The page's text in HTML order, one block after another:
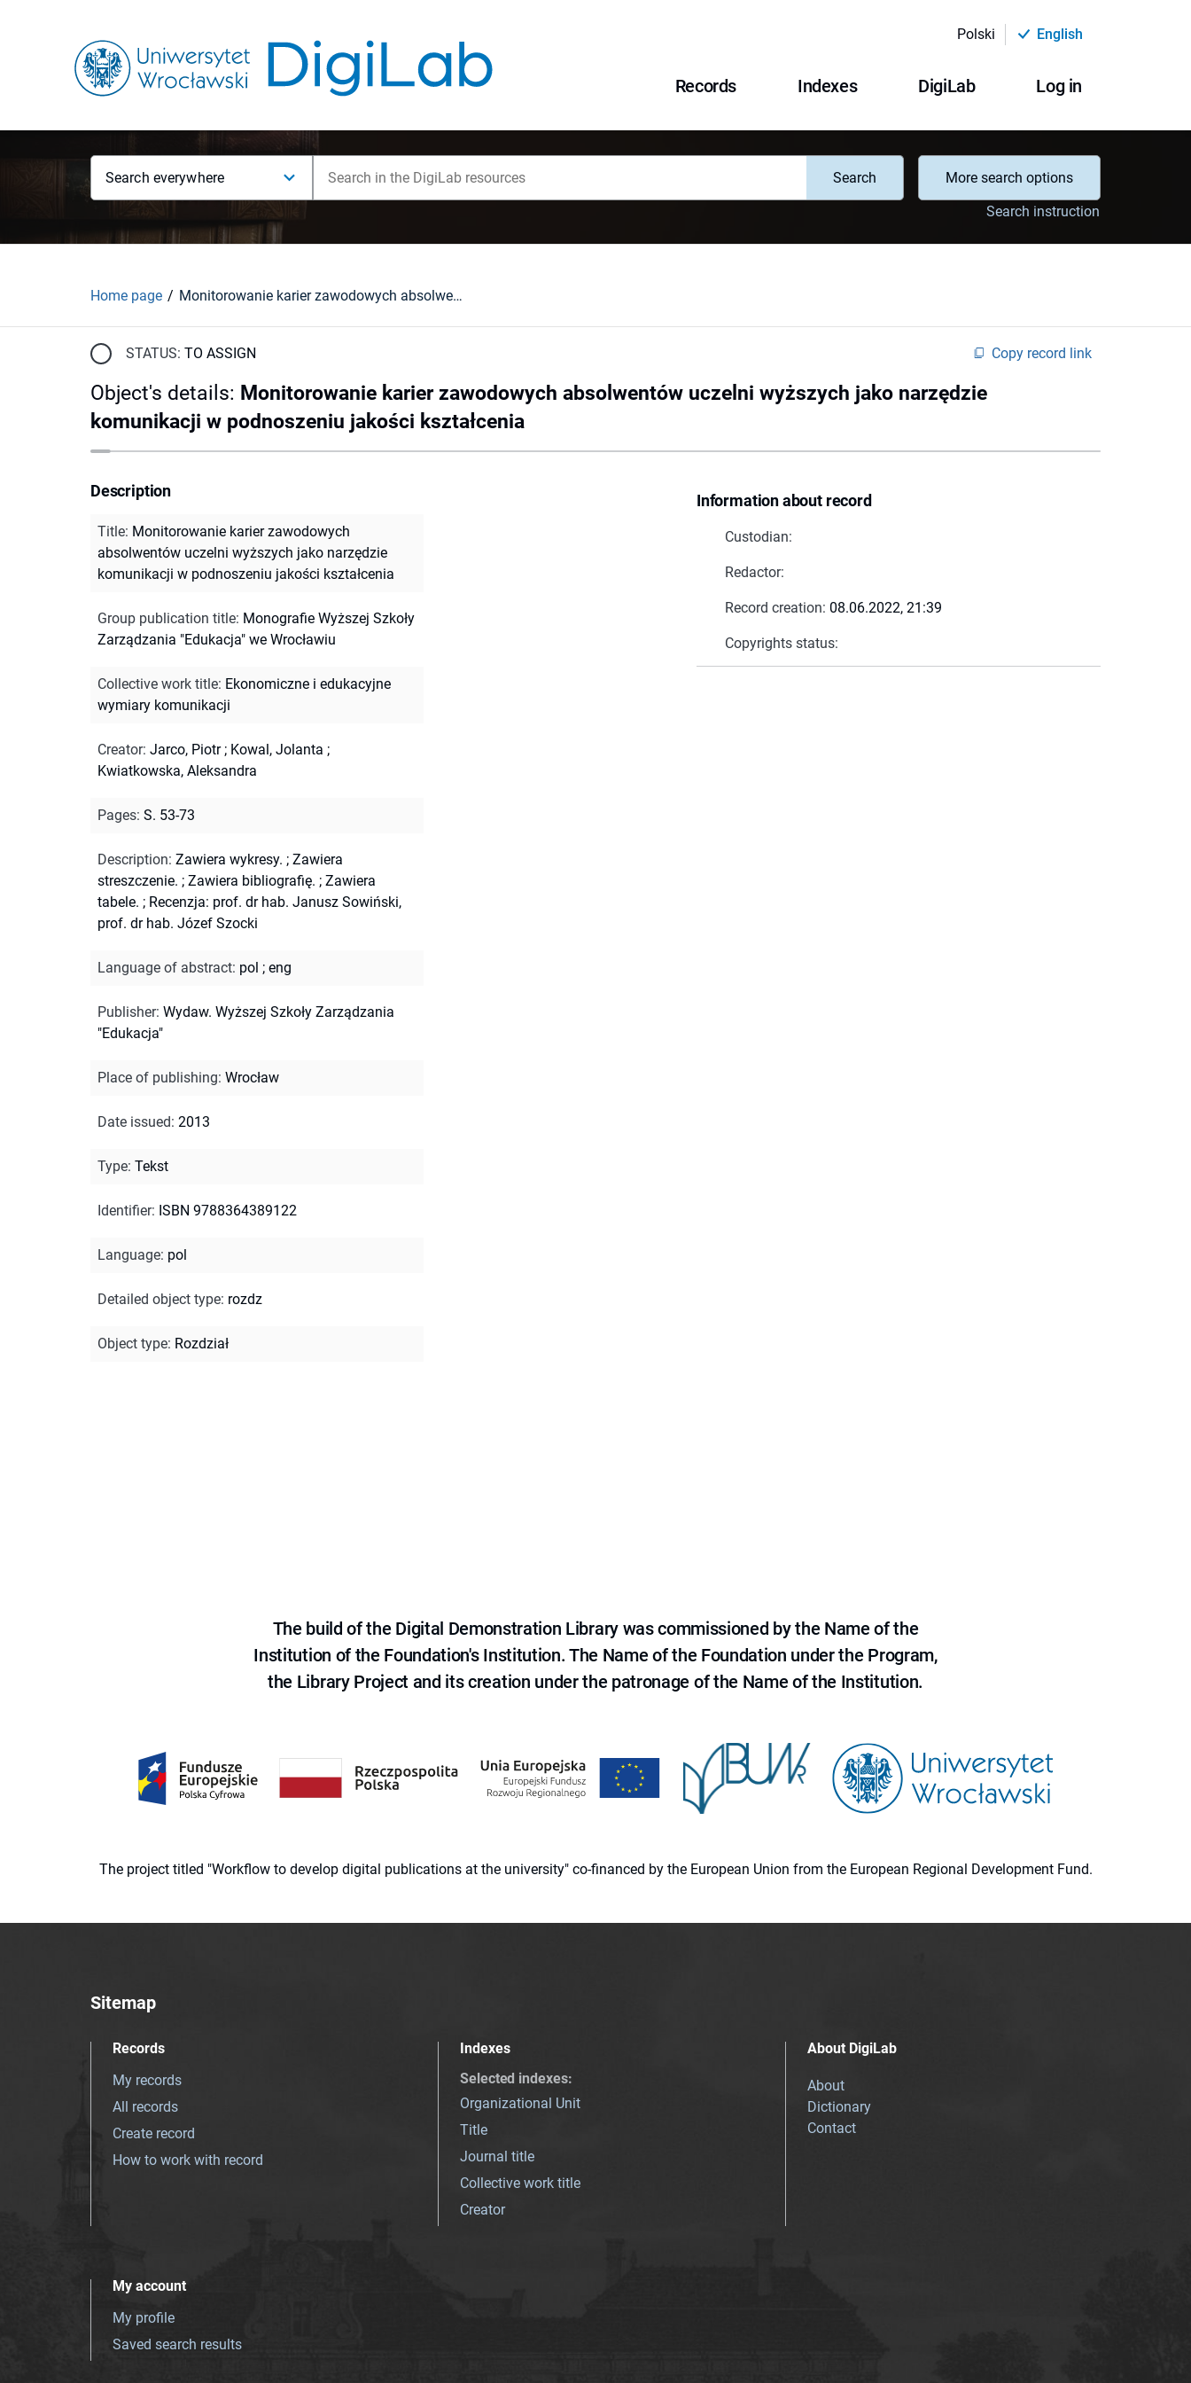
Polski English
Records Indexes DigiLab Log in
Search everywhere Search
More search options
Search instruction
Home page Monitorowanie karier zawodowych absolwentów uczelni wyższych jako narzędzie komunikacji w podnoszeniu jakości kształcenia
STATUS: TO ASSIGN Copy record link
Object's details: Monitorowanie karier zawodowych absolwentów uczelni wyższych jako narzędzie
komunikacji w podnoszeniu jakości kształcenia
Information about record
Custodian:
Redactor:
Record creation: 08.06.2022, 21:39
Copyrights status:
Description
Title: Monitorowanie karier zawodowych
absolwentów uczelni wyższych jako narzędzie
komunikacji w podnoszeniu jakości kształcenia
Group publication title: Monografie Wyższej Szkoły
Zarządzania "Edukacja" we Wrocławiu
Collective work title: Ekonomiczne i edukacyjne
wymiary komunikacji
Creator: Jarco, Piotr; Kowal, Jolanta ;
Kwiatkowska, Aleksandra
Pages: S. 53-73
Description: Zawiera wykresy. ; Zawiera
streszczenie. ; Zawiera bibliografię. ; Zawiera
tabele. ; Recenzja: prof. dr hab. Janusz Sowiński,
prof. dr hab. Józef Szocki
Language of abstract: pol ; eng
Publisher: Wydaw. Wyższej Szkoły Zarządzania
"Edukacja"
Place of publishing: Wrocław
Date issued: 2013
Type: Tekst
Identifier: ISBN 9788364389122
Language: pol
Detailed object type: rozdz
Object type: Rozdział
The build of the Digital Demonstration Library was commissioned by the Name of the
Institution of the Foundation's Institution. The Name of the Foundation under the Program,
the Library Project and its creation under the patronage of the Name of the Institution.
The project titled "Workflow to develop digital publications at the university" co-financed by the European Union from the European Regional Development Fund.
Sitemap
Records
My records
All records
Create record
How to work with record
Indexes
Selected indexes:
Organizational Unit
Title
Journal title
Collective work title
Creator
About DigiLab
About
Dictionary
Contact
My account
My profile
Saved search results